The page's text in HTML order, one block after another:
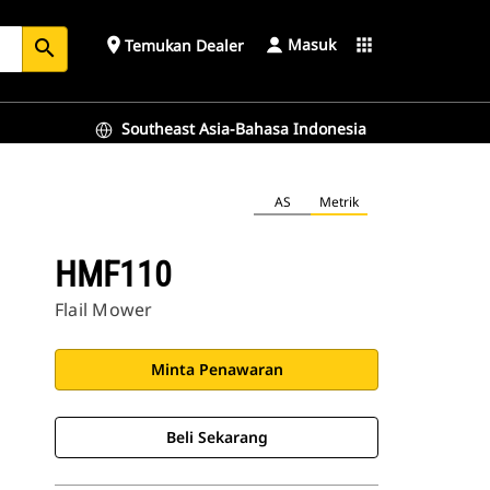
search place Temukan Dealer Masuk apps
Southeast Asia-Bahasa Indonesia
AS Metrik
HMF110
Flail Mower
Minta Penawaran
Beli Sekarang